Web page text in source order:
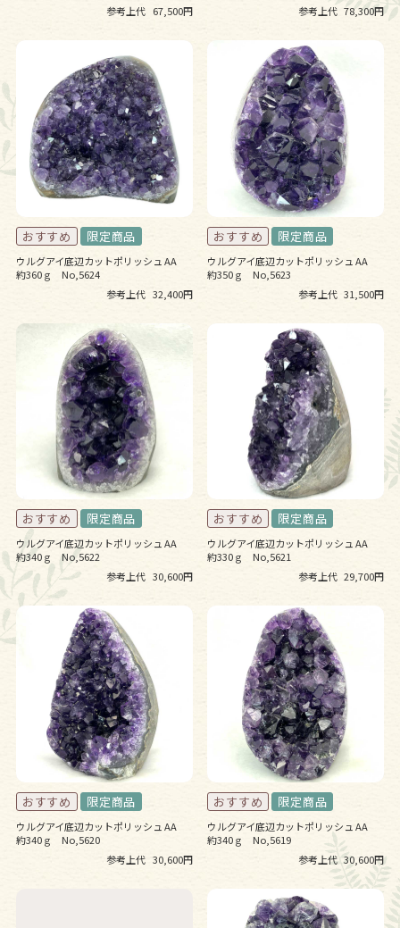
参考上代 67,500円
参考上代 78,300円
ウルグアイ底辺カットポリッシュ AA
約360ｇ No,5624
参考上代 32,400円
ウルグアイ底辺カットポリッシュ AA
約350ｇ No,5623
参考上代 31,500円
ウルグアイ底辺カットポリッシュ AA
約340ｇ No,5622
参考上代 30,600円
ウルグアイ底辺カットポリッシュ AA
約330ｇ No,5621
参考上代 29,700円
ウルグアイ底辺カットポリッシュ AA
約340ｇ No,5620
参考上代 30,600円
ウルグアイ底辺カットポリッシュ AA
約340ｇ No,5619
参考上代 30,600円